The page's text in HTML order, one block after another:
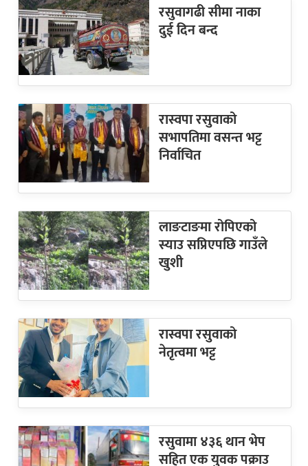
रसुवागढी सीमा नाका
दुई दिन बन्द
रास्वपा रसुवाको
सभापतिमा वसन्त भट्ट
निर्वाचित
लाङटाङमा रोपिएको
स्याउ सप्रिएपछि गाउँले
खुशी
रास्वपा रसुवाको
नेतृत्वमा भट्ट
रसुवामा ४३६ थान भेप
सहित एक युवक पक्राउ